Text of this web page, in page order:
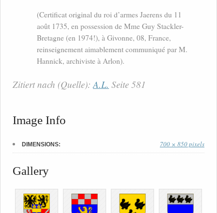
(Certificat original du roi d’armes Jaerens du 11
août 1735, en possession de Mme Guy Stackler-
Bretagne (en 1974!), à Givonne, 08, France,
reinseignement aimablement communiqué par M.
Hannick, archiviste à Arlon).
Zitiert nach (Quelle):A.L. Seite 581
Image Info
DIMENSIONS: 700 × 850 pixels
Gallery